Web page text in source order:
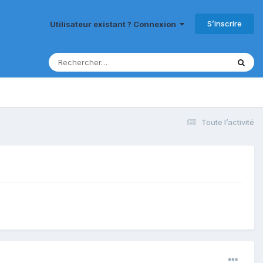
Utilisateur existant ? Connexion S’inscrire
Toute l’activité